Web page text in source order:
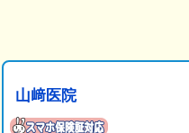
山﨑医院